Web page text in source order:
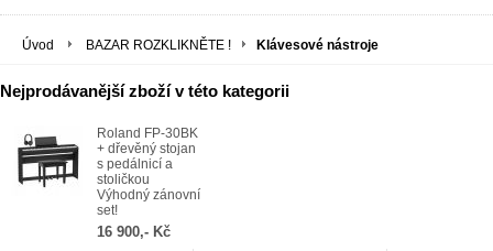
Úvod BAZAR ROZKLIKNĚTE ! Klávesové nástroje
Nejprodávanější zboží v této kategorii
Roland FP-30BK
+ dřevěný stojan
s pedálnicí a
stoličkou
Výhodný zánovní
set!
16 900,- Kč